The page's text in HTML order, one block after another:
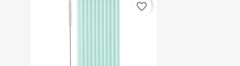
favorite_border